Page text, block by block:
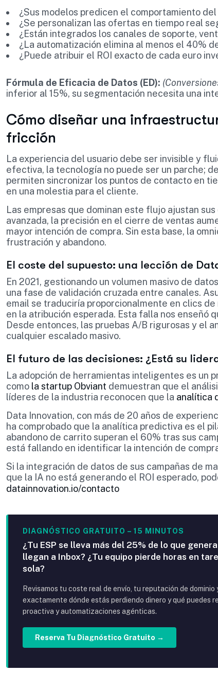
¿Sus modelos predicen el comportamiento
¿Se personalizan las ofertas en tiempo real
¿Están integrados los canales de soporte,
¿La automatización elimina al menos el 40%
¿Puede atribuir el ROI exacto de cada euro
Fórmula de Eficacia de Datos (ED):
inferior al 15%, su segmentación necesita una
Cómo diseñar una
fricción
La experiencia del usuario debe ser invisible y
efectiva, la tecnología no puede ser un parche;
permiten sincronizar los puntos de contacto en
en una molestia para el cliente.
Las empresas que dominan este flujo ajustan
avanzada, la precisión en el cierre de ventas
mayor intención de compra. Sin esta base, la
frustración y abandono.
El coste del supuesto: una lección de
En 2021, gestionando un volumen masivo de
una fase de validación cruzada entre canales.
email se traduciría proporcionalmente en clics
en la atribución esperada. Esta falla nos enseñó
Desde entonces, las pruebas A/B rigurosas y el
cualquier escalado masivo.
El futuro de las decisiones: ¿Está su
La adopción de herramientas inteligentes es un
como la startup Obviant demuestran que el
líderes de la industria reconocen que la analítica
Data Innovation, con más de 20 años de
ha comprobado que la analítica predictiva es el
abandono de carrito superan el 60% tras sus
está fallando en identificar la intención de
Si la integración de datos de sus campañas de
que la IA no está generando el ROI esperado,
datainnovation.io/contacto
DIAGNÓSTICO GRATUITO – 15 MINUTOS
¿Tu ESP se lleva más del 25% de lo que
llegan a Inbox? ¿Tu equipo pierde horas en
sola?
Revisamos tu coste real de envío, tu reputación de
exactamente dónde estás perdiendo dinero y qué
proactiva y automatizaciones agénticas.
Reserva Tu Diagnóstico Gratuito →